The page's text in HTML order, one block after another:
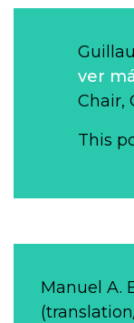
ver
Chair,
This
Manuel A.